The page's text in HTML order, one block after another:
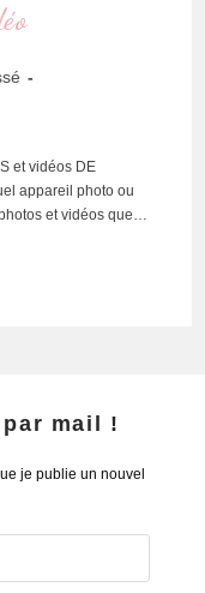
et vidéos DE
appareil photo ou
et vidéos que…
mail !
je publie un nouvel